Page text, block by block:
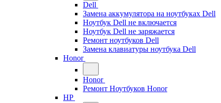
Dell
Замена аккумулятора на ноутбуках Dell
Ноутбук Dell не включается
Ноутбук Dell не заряжается
Ремонт ноутбуков Dell
Замена клавиатуры ноутбука Dell
Honor
Honor
Ремонт Ноутбуков Honor
HP